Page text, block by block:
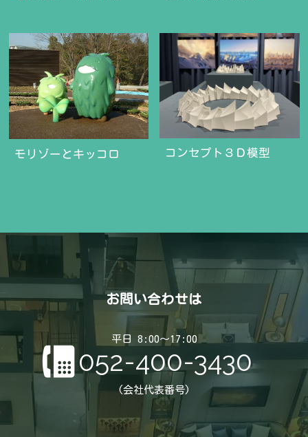
モリゾーとキッコロ コンセプト３Ｄ模型
お問い合わせは
平日 8:00～17:00
052-400-3430
(会社代表番号)